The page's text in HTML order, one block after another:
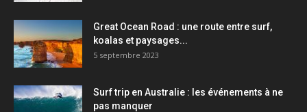
Great Ocean Road : une route entre surf,
koalas et paysages...
5 septembre 2023
Surf trip en Australie : les événements à ne
pas manquer